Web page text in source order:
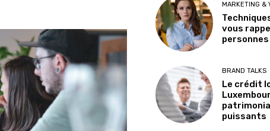
MARKETING &
vous
personnes
BRAND TALKS
Le crédit
puissants